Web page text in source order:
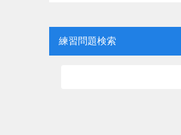
練習問題検索